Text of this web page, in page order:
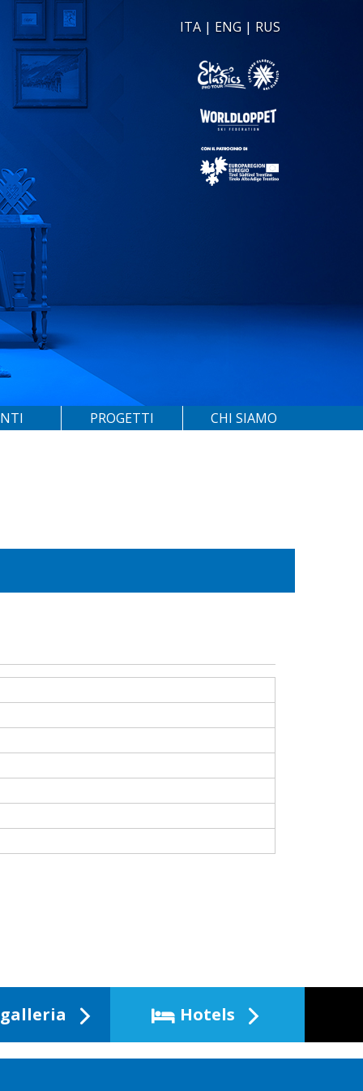
ITA | ENG | RUS
PROGETTI CHI SIAMO
galleria Hotels